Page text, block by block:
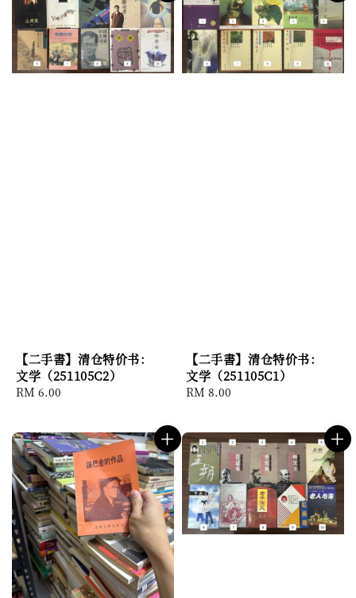
【二手書】清仓特价书：
文学（251105C2）
Regular
RM 6.00
【二手書】清仓特价书：
文学（251105C1）
Regular
RM 8.00